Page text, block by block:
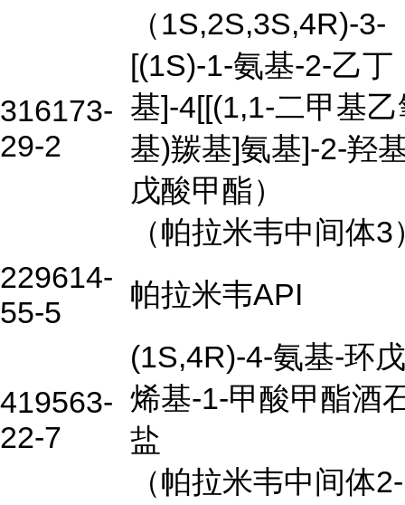
316173-
29-2
（1S,2S,3S,4R)-3-
[(1S)-1-氨基-2-乙丁
基]-4[[(1,1-二甲基乙
基)羰基]氨基]-2-羟
戊酸甲酯）
（帕拉米韦中间体3
229614-
55-5
帕拉米韦API
419563-
22-7
(1S,4R)-4-氨基-环
烯基-1-甲酸甲酯酒
盐
（帕拉米韦中间体